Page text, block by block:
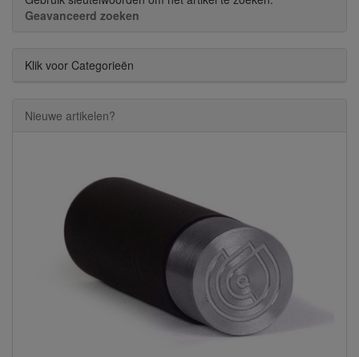
Geavanceerd zoeken
Klik voor Categorieën
Nieuwe artikelen?